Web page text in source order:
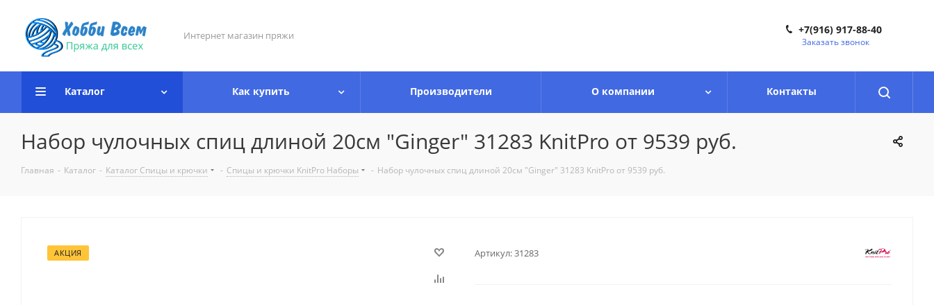
Интернет магазин пряжи +7(916) 917-88-40
Заказать звонок
Каталог Как купить Производители О компании Контакты
Набор чулочных спиц длиной 20см "Ginger" 31283 KnitPro от 9539 руб.
Главная - Каталог - Каталог Спицы и крючки - Спицы и крючки KnitPro Наборы - Набор чулочных спиц длиной 20см "Ginger" 31283 KnitPro от 9539 руб.
АКЦИЯ Артикул:31283